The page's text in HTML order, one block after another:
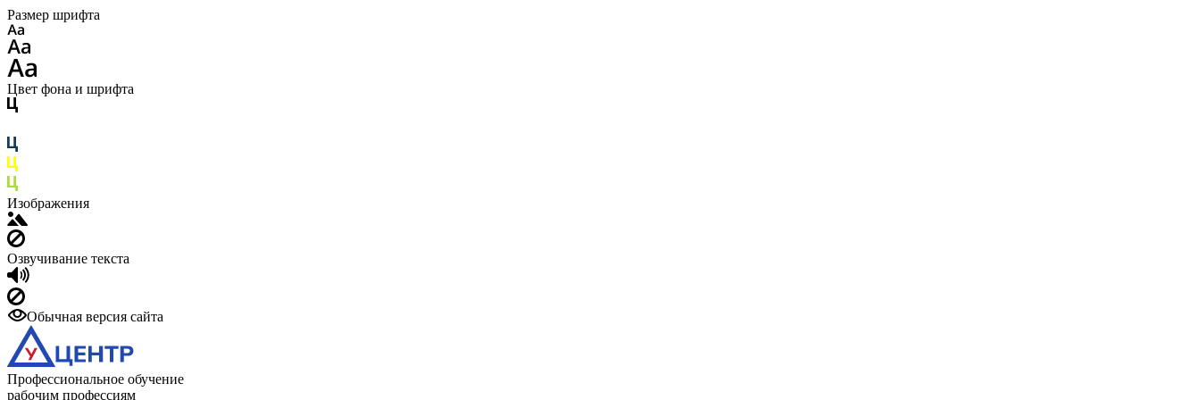
Размер шрифта
Цвет фона и шрифта
Изображения
Озвучивание текста
Обычная версия сайта
Профессиональное обучение
рабочим профессиям